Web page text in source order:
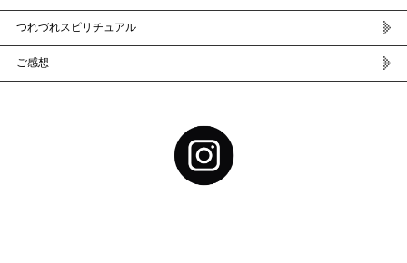
つれづれスピリチュアル
ご感想